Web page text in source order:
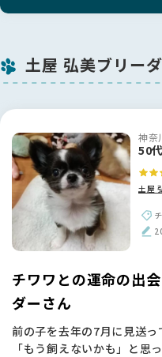
土屋 弘美ブリー
神奈
50
土屋
チワワとの運命の出
ダーさん
前の子を去年の7月に見送
「もう飼えないかも」と思